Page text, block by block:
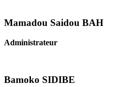
Mamadou Saidou BAH
Administrateur
Bamoko SIDIBE